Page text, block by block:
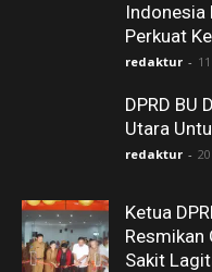
Indonesia
Perkuat
redaktur -
DPRD BU
Utara
redaktur -
Ketua
Resmikan
Sakit